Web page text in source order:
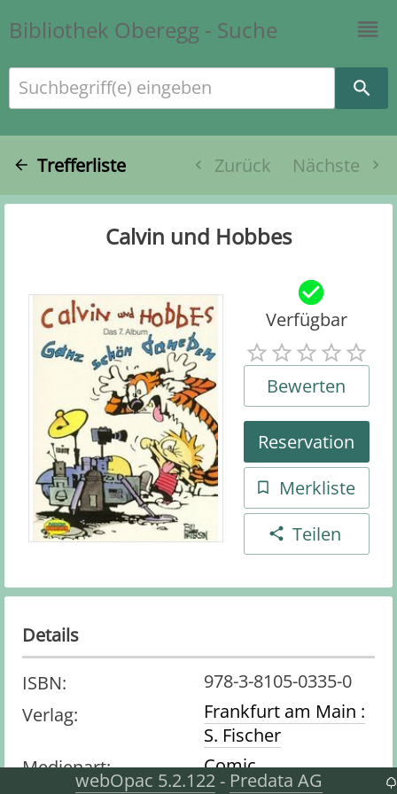
Bibliothek Oberegg - Suche
Suchbegriff(e) eingeben
Trefferliste Zurück Nächste
Calvin und Hobbes
Verfügbar
Bewerten
Reservation
Merkliste
Teilen
Details
ISBN:
978-3-8105-0335-0
Verlag:
Frankfurt am Main :
S. Fischer
Medienart:
Comic
webOpac 5.2.122- Predata AG